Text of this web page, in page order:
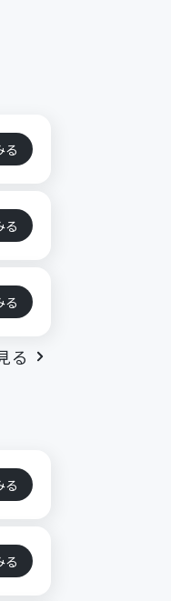
る
る
る
る
る
る